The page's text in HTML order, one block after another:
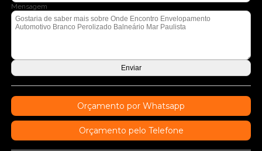
Mensagem
Orçamento por Whatsapp
Orçamento pelo Telefone